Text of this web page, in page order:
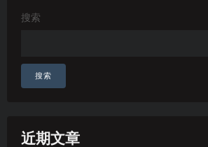
搜索
搜索
近期文章